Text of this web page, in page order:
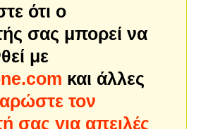
ότι ο
σας μπορεί να
με
και άλλες
τον
σας για απειλές